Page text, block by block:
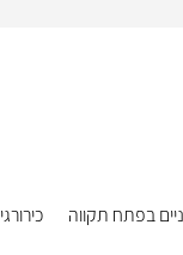
בפתח תקווה